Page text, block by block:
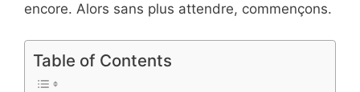
encore. Alors sans plus attendre, commençons.
Table of Contents